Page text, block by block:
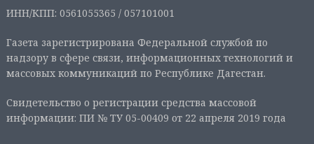
ИНН/КПП: 0561055365 / 057101001
Газета зарегистрирована Федеральной службой по
надзору в сфере связи, информационных технологий и
массовых коммуникаций по Республике Дагестан.
Свидетельство о регистрации средства массовой
информации: ПИ № ТУ 05-00409 от 22 апреля 2019 года